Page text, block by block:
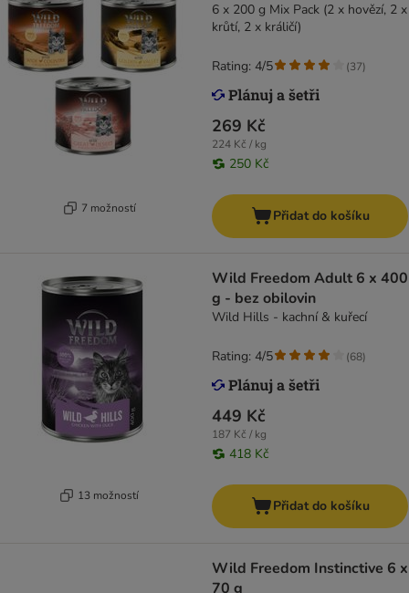
7 možností
6 x 200 g Mix Pack (2 x hovězí, 2 x
krůtí, 2 x králičí)
269 Kč
224 Kč / kg
250 Kč
Rating: 4/5 (37)
Přidat do košíku
13 možností
Wild Freedom Adult 6 x 400
g - bez obilovin
Wild Hills - kachní & kuřecí
449 Kč
187 Kč / kg
418 Kč
Rating: 4/5 (68)
Přidat do košíku
Wild Freedom Instinctive 6 x
70 g